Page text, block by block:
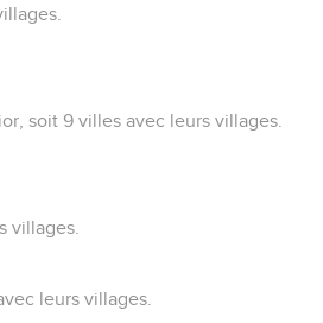
soit 9 villes avec leurs villages.
villages.
leurs villages.